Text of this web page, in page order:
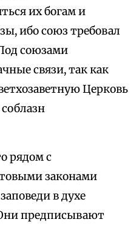
их богам и
ибо союз требовал
союзами
связи, так как
Церковь
рядом с
законами
в духе
предписывают